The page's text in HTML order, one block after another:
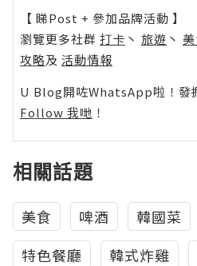
【 睇Post + 參加品牌活動 】
瀏覽更多社群 打卡 丶 旅遊 丶
攻略及 活動情報
U Blog開咗WhatsApp啦！發
Follow 我哋 ！
相關話題
美食 啤酒 韓國菜
特色餐廳
韓式炸雞